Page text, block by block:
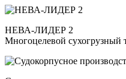
НЕВА-ЛИДЕР 2
Многоцелевой сухогрузный